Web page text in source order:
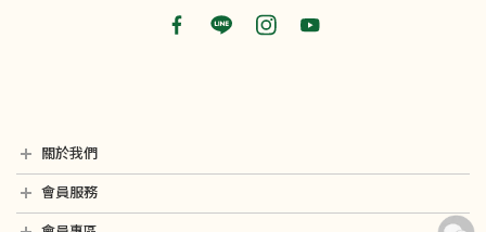
關於我們
最新消息
銷售據點
隱私權聲明
影音專區
會員服務
會員常見問題
聯絡我們